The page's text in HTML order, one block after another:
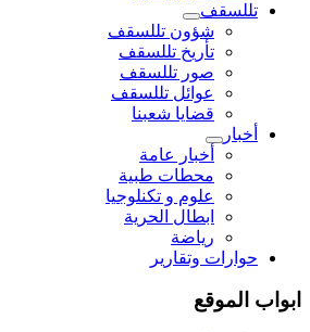
تللسقف
شؤون تللسقف
تأريخ تللسقف
صور تللسقف
عوائل تللسقف
قضايا شعبنا
أخبار
أخبار عامة
محطات طبية
علوم و تکنلوجیا
ابطال الحرية
رياضة
حوارات وتقارير
ابواب الموقع